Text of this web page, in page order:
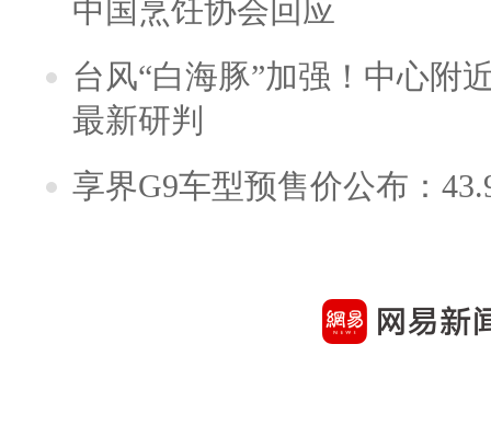
中国烹饪协会回应
台风“白海豚”加强！中心附
最新研判
享界G9车型预售价公布：